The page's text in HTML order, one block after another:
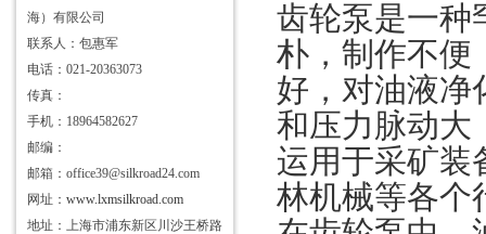
海）有限公司
联系人：包惠军
电话：021-20363073
传真：
手机：18964582627
邮编：
邮箱：office39@silkroad24.com
网址： www.lxmsilkroad.com
地址：上海市浦东新区川沙王桥路
齿轮泵是一种
朴，制作不便
好，对油液净
和压力脉动大
运用于采矿装
林机械等各个